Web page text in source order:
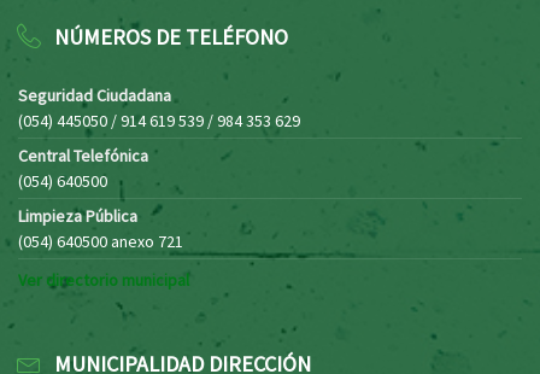
NÚMEROS DE TELÉFONO
Seguridad Ciudadana
(054) 445050 / 914 619 539 / 984 353 629
Central Telefónica
(054) 640500
Limpieza Pública
(054) 640500 anexo 721
Ver directorio municipal
MUNICIPALIDAD DIRECCIÓN